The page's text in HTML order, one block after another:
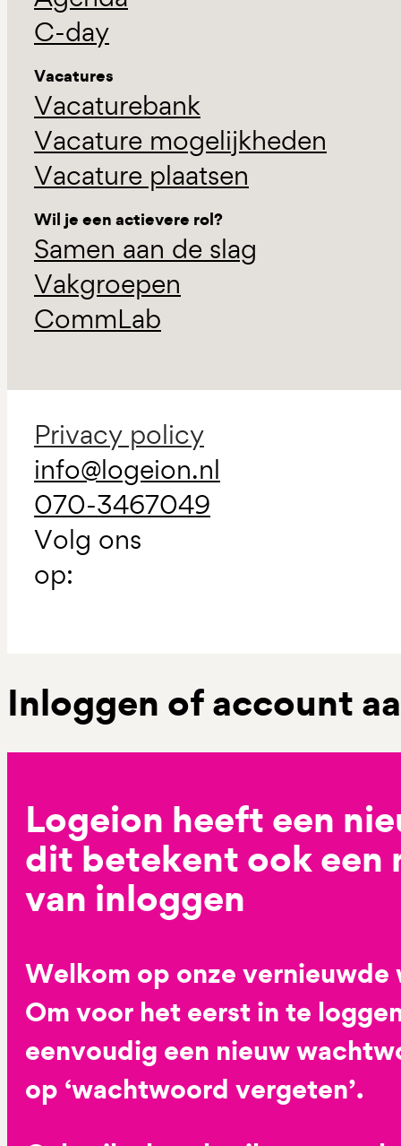
C-day
Vacatures
Vacaturebank
Vacature mogelijkheden
Vacature plaatsen
Wil je een actievere rol?
Samen aan de slag
Vakgroepen
CommLab
Privacy policy
info@logeion.nl
070-3467049
Volg ons
op:
Inloggen of account
Logeion heeft een
dit betekent ook een
van inloggen
Welkom op onze vernieuwde
Om voor het eerst in te
eenvoudig een nieuw
op ‘wachtwoord vergeten’.